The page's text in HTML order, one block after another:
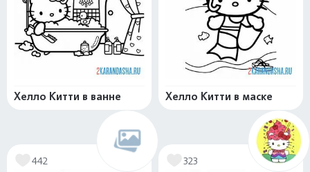
Хелло Китти в ванне Хелло Китти в маске
442 323